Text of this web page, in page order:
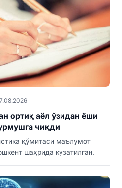
ортиқ аёл ўзидан ёши
чиқди
қўмитаси маълумот
шаҳрида кузатилган.